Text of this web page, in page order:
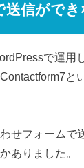
信ができ
で運用
と
せフォームで
ありました。